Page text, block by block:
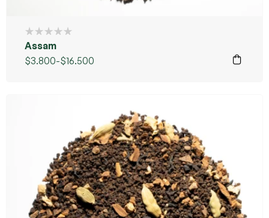
Assam
$3.800-$16.500